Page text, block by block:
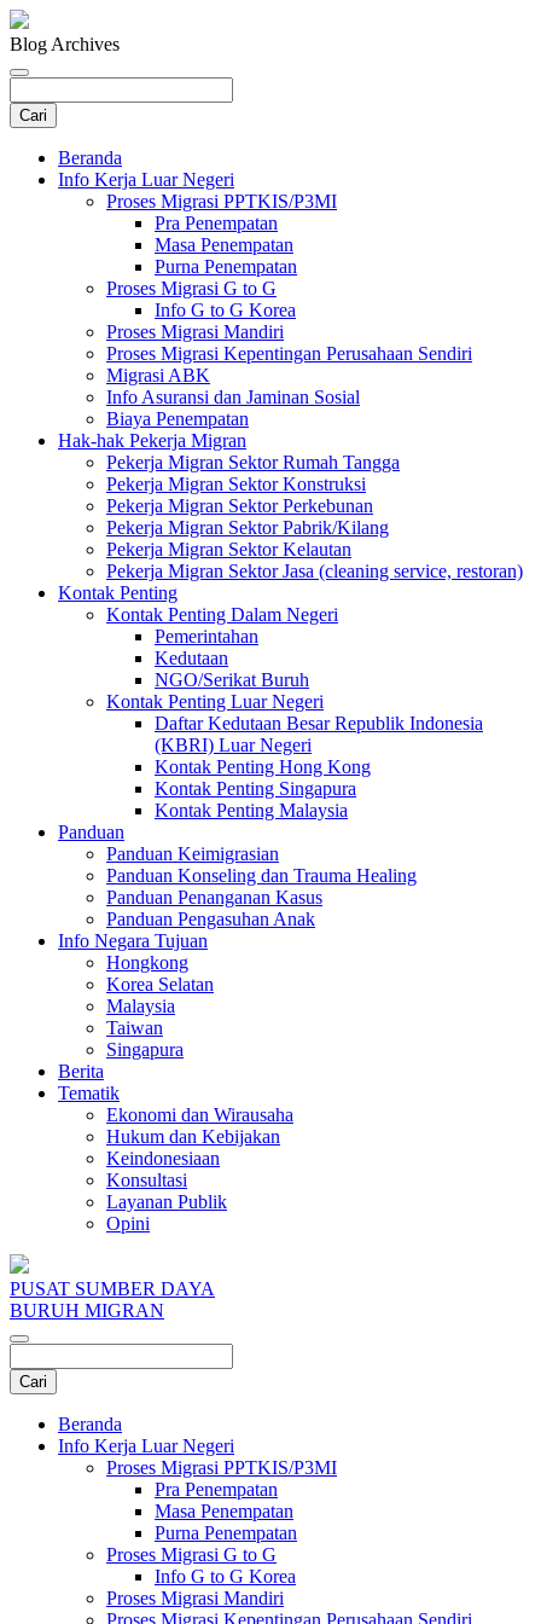
Blog Archives
Beranda
Info Kerja Luar Negeri
Proses Migrasi PPTKIS/P3MI
Pra Penempatan
Masa Penempatan
Purna Penempatan
Proses Migrasi G to G
Info G to G Korea
Proses Migrasi Mandiri
Proses Migrasi Kepentingan Perusahaan Sendiri
Migrasi ABK
Info Asuransi dan Jaminan Sosial
Biaya Penempatan
Hak-hak Pekerja Migran
Pekerja Migran Sektor Rumah Tangga
Pekerja Migran Sektor Konstruksi
Pekerja Migran Sektor Perkebunan
Pekerja Migran Sektor Pabrik/Kilang
Pekerja Migran Sektor Kelautan
Pekerja Migran Sektor Jasa (cleaning service, restoran)
Kontak Penting
Kontak Penting Dalam Negeri
Pemerintahan
Kedutaan
NGO/Serikat Buruh
Kontak Penting Luar Negeri
Daftar Kedutaan Besar Republik Indonesia
(KBRI) Luar Negeri
Kontak Penting Hong Kong
Kontak Penting Singapura
Kontak Penting Malaysia
Panduan
Panduan Keimigrasian
Panduan Konseling dan Trauma Healing
Panduan Penanganan Kasus
Panduan Pengasuhan Anak
Info Negara Tujuan
Hongkong
Korea Selatan
Malaysia
Taiwan
Singapura
Berita
Tematik
Ekonomi dan Wirausaha
Hukum dan Kebijakan
Keindonesiaan
Konsultasi
Layanan Publik
Opini
PUSAT SUMBER DAYA
BURUH MIGRAN
Beranda
Info Kerja Luar Negeri
Proses Migrasi PPTKIS/P3MI
Pra Penempatan
Masa Penempatan
Purna Penempatan
Proses Migrasi G to G
Info G to G Korea
Proses Migrasi Mandiri
Proses Migrasi Kepentingan Perusahaan Sendiri